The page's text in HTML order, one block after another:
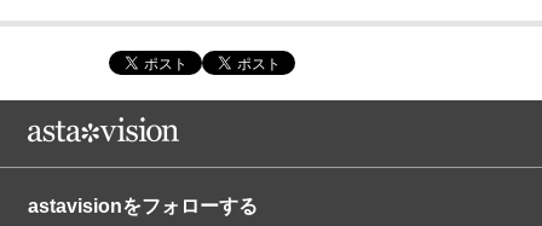
astavisionをフォローする